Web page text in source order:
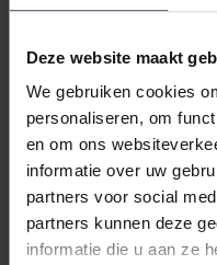
Deze website maakt
We gebruiken cookies
personaliseren, om
en om ons
informatie over uw
partners voor social
partners kunnen deze
informatie die u aan ze